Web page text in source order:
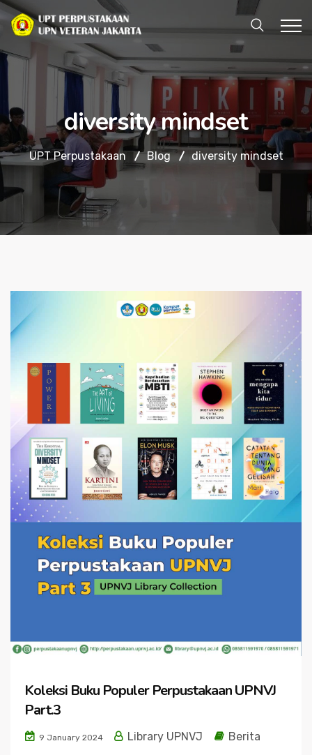
diversity mindset
UPT Perpustakaan Blog diversity mindset
Koleksi Buku Populer Perpustakaan UPNVJ
Part.3
9 January 2024 Library UPNVJ Berita